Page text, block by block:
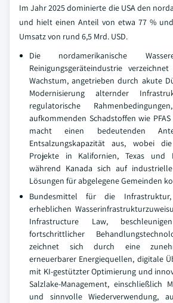
Im Jahr 2025 dominierte die USA den
und hielt einen Anteil von etwa 77 %
Umsatz von rund 6,5 Mrd. USD.
Die nordamerikanische
Reinigungsgeräteindustrie
Wachstum, angetrieben durch akute
Modernisierung alternder
regulatorische
aufkommenden Schadstoffen wie PFAS
macht einen bedeutenden
Entsalzungskapazität aus, wobei
Projekte in Kalifornien, Texas und
während Kanada sich auf
Lösungen für abgelegene Gemeinden
Bundesmittel für die
erheblichen
Infrastructure Law,
fortschrittlicher
zeichnet sich durch eine
erneuerbarer Energiequellen, digitale
mit KI-gestützter Optimierung und
Salzlake-Management, einschließlich
und sinnvolle Wiederverwendung,